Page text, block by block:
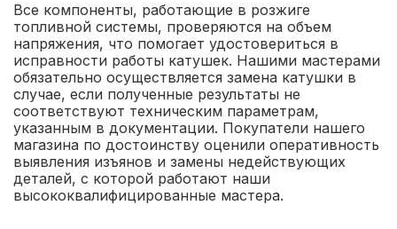
Все компоненты, работающие в розжиге
топливной системы, проверяются на объем
напряжения, что помогает удостовериться в
исправности работы катушек. Нашими мастерами
обязательно осуществляется замена катушки в
случае, если полученные результаты не
соответствуют техническим параметрам,
указанным в документации. Покупатели нашего
магазина по достоинству оценили оперативность
выявления изъянов и замены недействующих
деталей, с которой работают наши
высококвалифицированные мастера.